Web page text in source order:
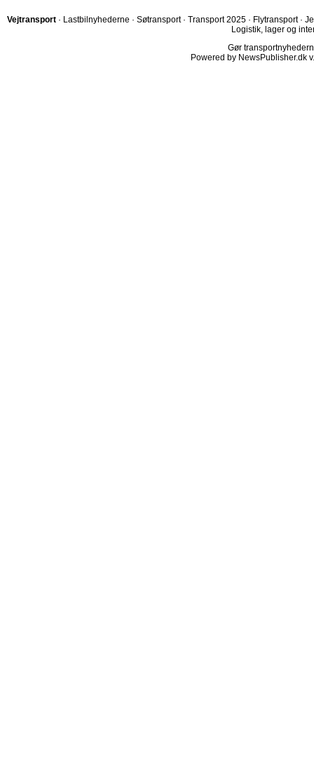
Vejtransport · Lastbilnyhederne · Søtransport · Transport 2025 · Flytransport ·
Logistik, lager og
Gør
Powered by NewsPublisher.dk